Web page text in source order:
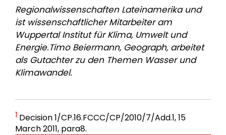
Regionalwissenschaften Lateinamerika und
ist wissenschaftlicher Mitarbeiter am
Wuppertal Institut für Klima, Umwelt und
Energie.Timo Beiermann, Geograph, arbeitet
als Gutachter zu den Themen Wasser und
Klimawandel.
1 Decision 1/CP.16.FCCC/CP/2010/7/Add.1, 15
March 2011, para8.